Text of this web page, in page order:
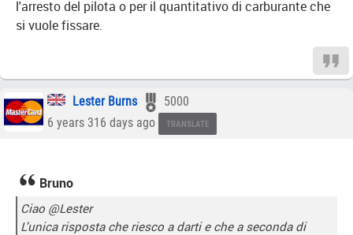
l'arresto del pilota o per il quantitativo di carburante che
si vuole fissare.
Lester Burns
5000
6 years 316 days ago
TRANSLATE
Bruno
Ciao @Lester
L'unica risposta che riesco a darti e che a seconda di